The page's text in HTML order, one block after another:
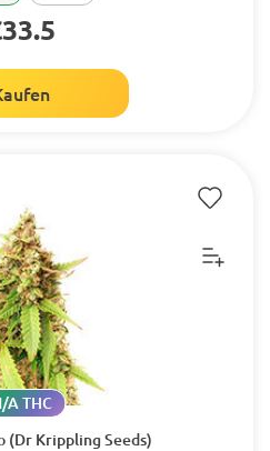
(Dr Krippling Seeds)
A THC